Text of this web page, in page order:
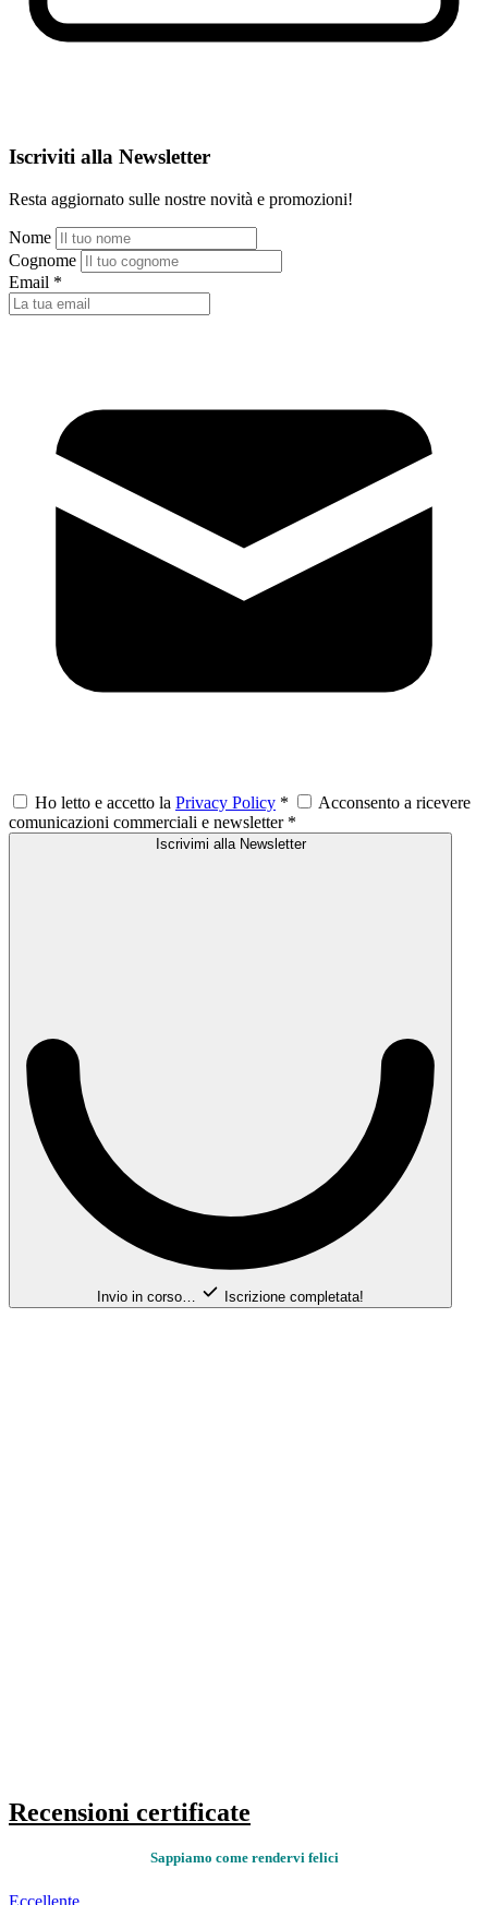
Iscriviti alla Newsletter
Resta aggiornato sulle nostre novità e promozioni!
Nome
Cognome
Email *
Ho letto e accetto la Privacy Policy *
Acconsento a ricevere
comunicazioni commerciali e newsletter *
Iscrivimi alla Newsletter
Invio in corso… Iscrizione completata!
Recensioni certificate
Sappiamo come rendervi felici
Eccellente